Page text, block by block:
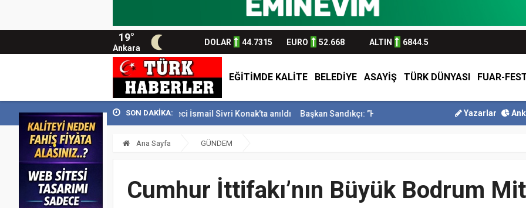
19°
Ankara
DOLAR 44.7315 EURO 52.668 ALTIN 6844.5
EĞİTİMDE KALİTE BELEDİYE ASAYİŞ TÜRK DÜNYASI FUAR-
SON DAKİKA:
129 bin kişiyi... Usta Gazeteci İsmail Sivri Konak’ta anıldı Başkan Sandıkçı: ”Hemşehrilerimizle olan güçl... Başkan Altay Umre
Yazarlar
Ana Sayfa GÜNDEM
Cumhur İttifakı’nın Büyük Bodrum